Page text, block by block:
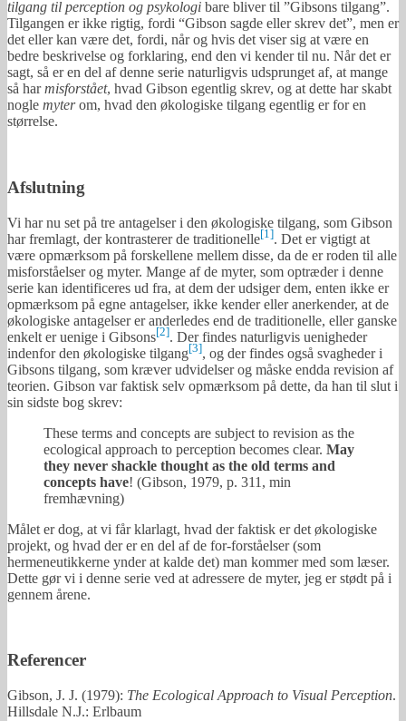
tilgang til perception og psykologi bare bliver til ”Gibsons tilgang”.
Tilgangen er ikke rigtig, fordi “Gibson sagde eller skrev det”, men er
det eller kan være det, fordi, når og hvis det viser sig at være en
bedre beskrivelse og forklaring, end den vi kender til nu. Når det er
sagt, så er en del af denne serie naturligvis udsprunget af, at mange
så harmisforstået, hvad Gibson egentlig skrev, og at dette har skabt
nogle myterom, hvad den økologiske tilgang egentlig er for en
størrelse.
Afslutning
Vi har nu set på tre antagelser i den økologiske tilgang, som Gibson
har fremlagt, der kontrasterer de traditionelle[1]. Det er vigtigt at
være opmærksom på forskellene mellem disse, da de er roden til alle
misforståelser og myter. Mange af de myter, som optræder i denne
serie kan identificeres ud fra, at dem der udsiger dem, enten ikke er
opmærksom på egne antagelser, ikke kender eller anerkender, at de
økologiske antagelser er anderledes end de traditionelle, eller ganske
enkelt er uenige i Gibsons[2]. Der findes naturligvis uenigheder
indenfor den økologiske tilgang[3], og der findes også svagheder i
Gibsons tilgang, som kræver udvidelser og måske endda revision af
teorien. Gibson var faktisk selv opmærksom på dette, da han til slut i
sin sidste bog skrev:
These terms and concepts are subject to revision as the
ecological approach to perception becomes clear. May
they never shackle thought as the old terms and
concepts have! (Gibson, 1979, p. 311, min
fremhævning)
Målet er dog, at vi får klarlagt, hvad der faktisk er det økologiske
projekt, og hvad der er en del af de for-forståelser (som
hermeneutikkerne ynder at kalde det) man kommer med som læser.
Dette gør vi i denne serie ved at adressere de myter, jeg er stødt på i
gennem årene.
Referencer
Gibson, J. J. (1979): The Ecological Approach to Visual Perception.
Hillsdale N.J.: Erlbaum